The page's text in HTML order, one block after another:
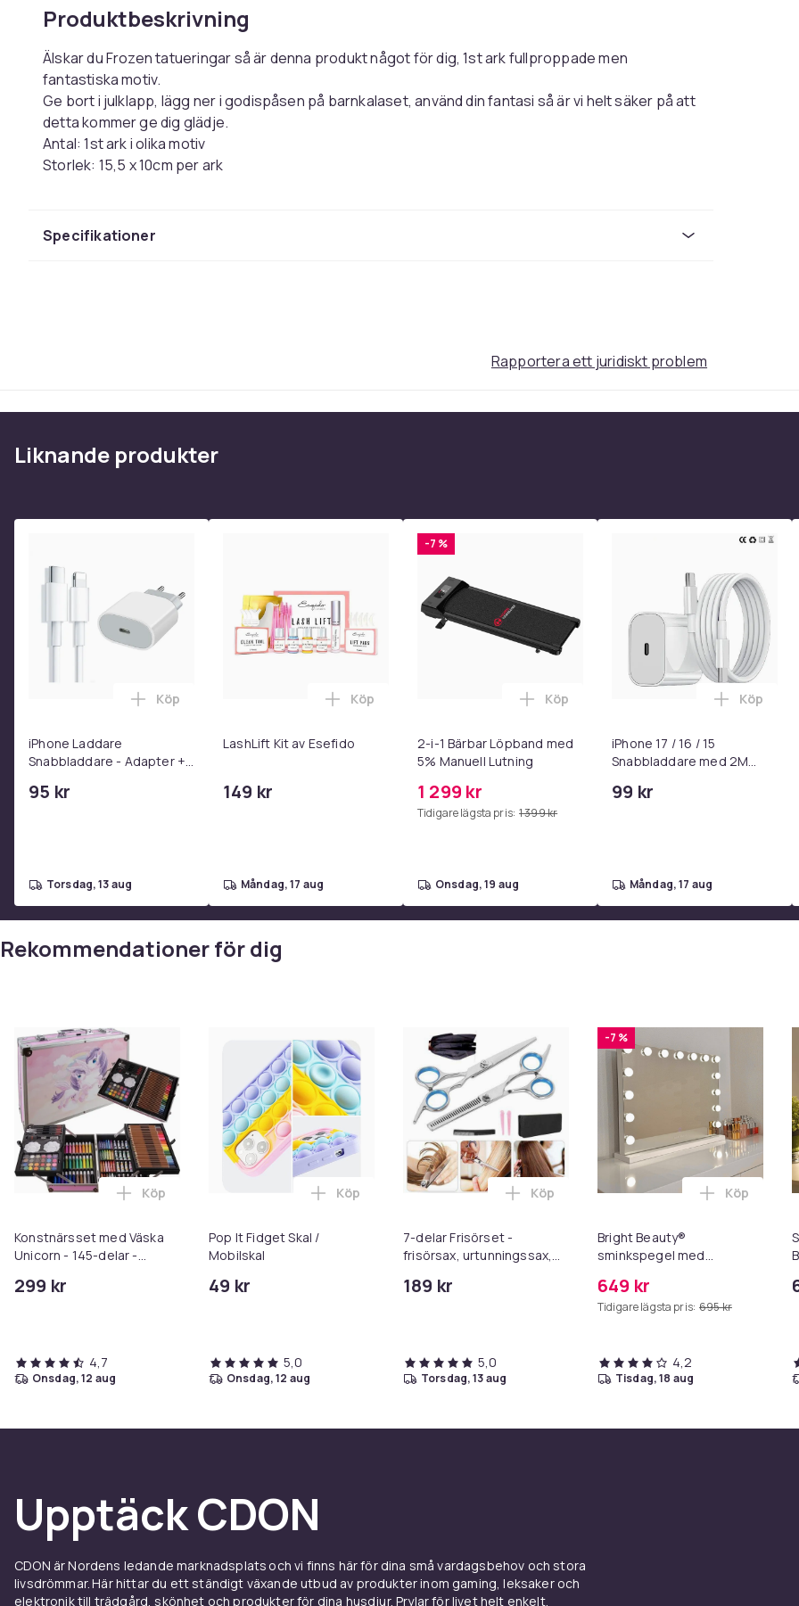
Produktbeskrivning
Älskar du Frozen tatueringar så är denna produkt något för dig, 1st ark fullproppade men
fantastiska motiv.
Ge bort i julklapp, lägg ner i godispåsen på barnkalaset, använd din fantasi så är vi helt säker på att
detta kommer ge dig glädje.
Antal: 1st ark i olika motiv
Storlek: 15,5 x 10cm per ark
Rekommenderas inte till barn under 3år.
CG-215
Produktsäkerhetsinformation
Specifikationer
Rapportera ett juridiskt problem
Liknande produkter
iPhone Laddare
Snabbladdare - Adapter +
C 2m
95 kr
Lägg till iPhone Laddare Snabbladdare - Adapter + Kabel 25W lightning - USB-C 2m i varukorgen
Köp
torsdag, 13 aug
LashLift Kit av Esefido
149 kr
Lägg till LashLift Kit av Esefido i varukorgen
Köp
måndag, 17 aug
-7 %
2-i-1 Bärbar Löpband med
5% Manuell Lutning
1 299 kr
Tidigare lägsta pris: 1 399 kr
Lägg till 2-i-1 Bärbar Löpband med 5%
Köp
onsdag, 19 aug
iPhone 17 / 16 / 15
Snabbladdare med 2M
99 kr
Lägg till
Köp
måndag, 17 aug
Rekommendationer för dig
Konstnärsset med Väska
Unicorn - 145-delar -
299 kr
Lägg till Konstnärsset med Väska Unicorn - 145-delar - Pennor & färger i varukorgen
Köp
4,7
onsdag, 12 aug
Pop It Fidget Skal /
Mobilskal
49 kr
Lägg till Pop It Fidget Skal / Mobilskal i varukorgen
Köp
5,0
onsdag, 12 aug
7-delar Frisörset -
frisörsax, urtunningssax,
189 kr
Lägg till 7-delar Frisörset - frisörsax,
Köp
5,0
torsdag, 13 aug
-7 %
Bright Beauty®
sminkspegel med
Hollywoodspegel – 58×46
cm – 15 LED-lampor – 3
laddningsport – Vit
649 kr
Tidigare lägsta pris: 695 kr
Lägg till
Köp
4,2
tisdag, 18 aug
Upptäck CDON
CDON är Nordens ledande marknadsplats och vi finns här för dina små vardagsbehov och stora
livsdrömmar. Här hittar du ett ständigt växande utbud av produkter inom gaming, leksaker och
elektronik till trädgård, skönhet och produkter för dina husdjur. Prylar för livet helt enkelt.